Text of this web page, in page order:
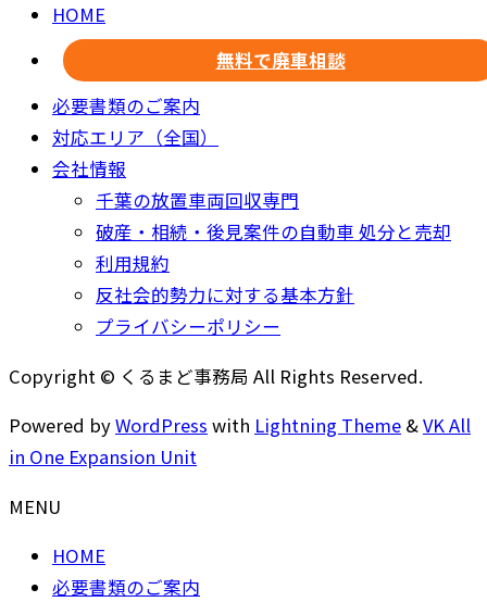
HOME
無料で廃車相談
必要書類のご案内
対応エリア（全国）
会社情報
千葉の放置車両回収専門
破産・相続・後見案件の自動車 処分と売却
利用規約
反社会的勢力に対する基本方針
プライバシーポリシー
Copyright © くるまど事務局 All Rights Reserved.
Powered byWordPress with Lightning Theme &VK All
in One Expansion Unit
MENU
HOME
必要書類のご案内